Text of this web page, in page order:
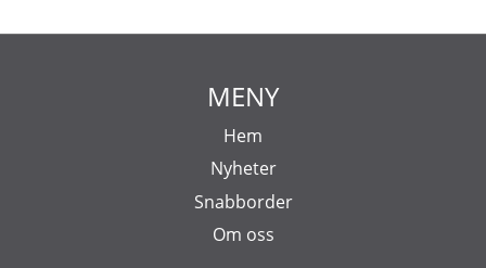
MENY
Hem
Nyheter
Snabborder
Om oss